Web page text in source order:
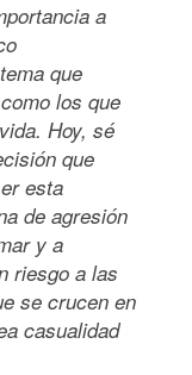
a
que
los que
Hoy, sé
que
esta
de agresión
y a
riesgo a las
se crucen en
casualidad